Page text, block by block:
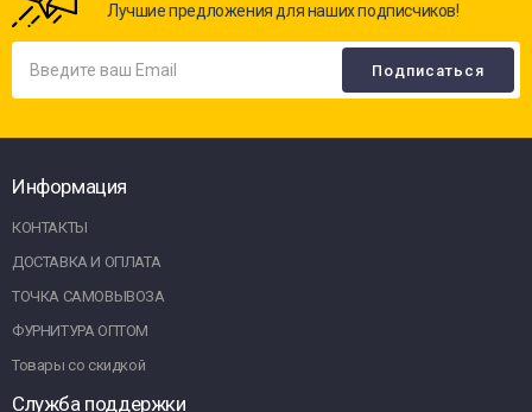
Лучшие предложения для наших подписчиков!
Информация
КОНТАКТЫ
ДОСТАВКА И ОПЛАТА
ТОЧКА САМОВЫВОЗА
ФУРНИТУРА ОПТОМ
Товары со скидкой
Служба поддержки